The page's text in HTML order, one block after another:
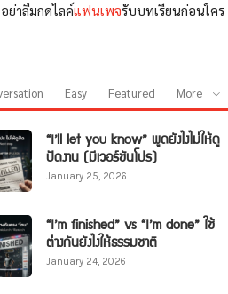
ย่าลืมกดไลค์แฟนเพจรับบทเรียนก่อนใคร
Easy Featured More
“I’ll let you know” พูดยังไงไม่ให้ดู
ปัดงาน (มีเวอร์ชันโปร)
January 25, 2026
“I’m finished” vs “I’m done” ใช้
ต่างกันยังไงให้ธรรมชาติ
January 24, 2026